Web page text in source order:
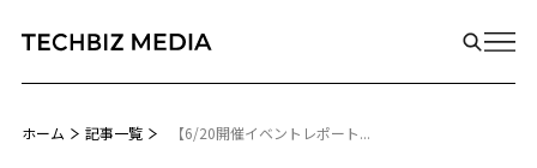
ホーム 記事一覧 【6/20開催イベントレポート...